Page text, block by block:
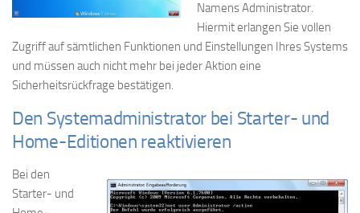
Namens Administrator.
Hiermit erlangen Sie vollen
Zugriff auf sämtlichen Funktionen und Einstellungen Ihres Systems
und müssen auch nicht mehr bei jeder Aktion eine
Sicherheitsrückfrage bestätigen.
Den Systemadministrator bei Starter- und
Home-Editionen reaktivieren
Bei den
Starter- und